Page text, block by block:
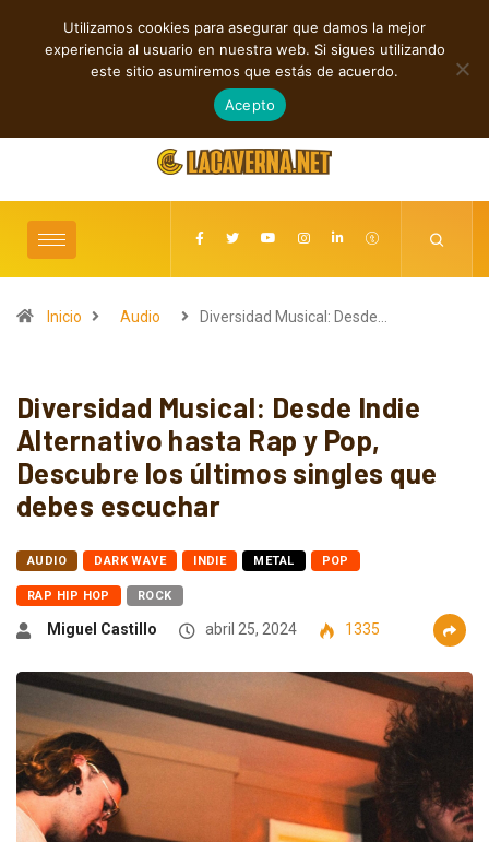
TENDENCIAS
Rock, folk e indie: cuatro estrenos independientes por descubrir
agosto 6, 2026
Inicio Audio Diversidad Musical: Desde…
Diversidad Musical: Desde Indie
Alternativo hasta Rap y Pop,
Descubre los últimos singles que
debes escuchar
AUDIO DARK WAVE INDIE METAL POP
RAP HIP HOP ROCK
Miguel Castillo abril 25, 2024 1335
Utilizamos cookies para asegurar que damos la mejor
experiencia al usuario en nuestra web. Si sigues utilizando
este sitio asumiremos que estás de acuerdo.
Acepto